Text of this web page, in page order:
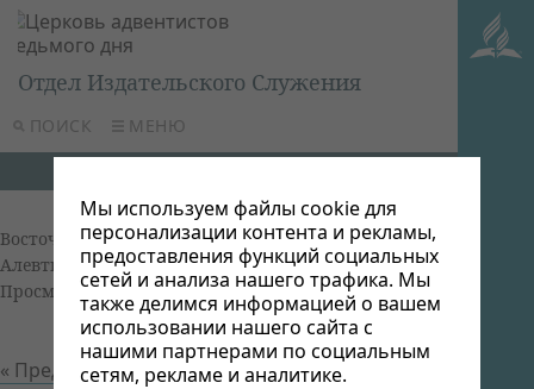
ПОИСК МЕНЮ
Отдел Издательского Служения
Восточно-Российская унионная миссия| Автор:
Алевтина Берестова | Размер (МБ): 1.76 |Скачать|
Просмотров: 0
« Предыдущий Следующий »
Мы используем файлы cookie для
персонализации контента и рекламы,
предоставления функций социальных
сетей и анализа нашего трафика. Мы
также делимся информацией о вашем
использовании нашего сайта с
нашими партнерами по социальным
сетям, рекламе и аналитике.